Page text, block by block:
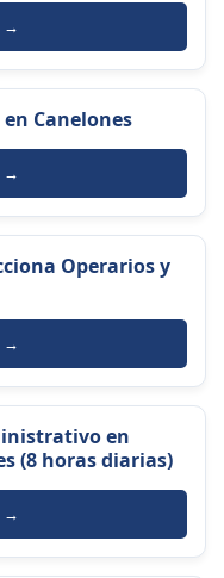
→
en Canelones
→
Operarios y
→
en
(8 horas diarias)
→